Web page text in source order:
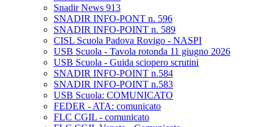
Snadir News 913
SNADIR INFO-PONT n. 596
SNADIR INFO-POINT n. 589
CISL Scuola Padova Rovigo - NASPI
USB Scuola - Tavola rotonda 11 giugno 2026
USB Scuola - Guida sciopero scrutini
SNADIR INFO-POINT n.584
SNADIR INFO-POINT n.583
USB Scuola: COMUNICATO
FEDER - ATA: comunicato
FLC CGIL - comunicato